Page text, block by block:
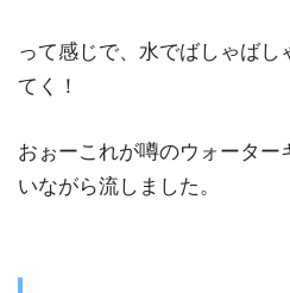
って感じで、水でばしゃばし
てく！
おぉーこれが噂のウォーター
いながら流しました。